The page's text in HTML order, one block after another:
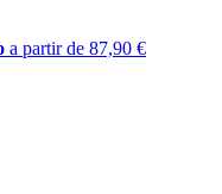
a partir de 87,90 €